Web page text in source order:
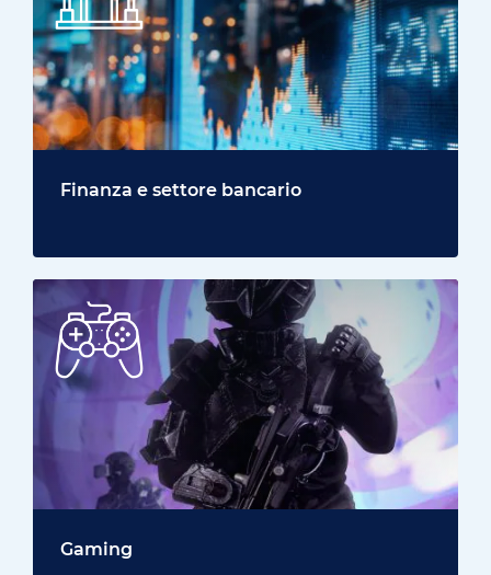
Finanza e settore bancario
Gaming